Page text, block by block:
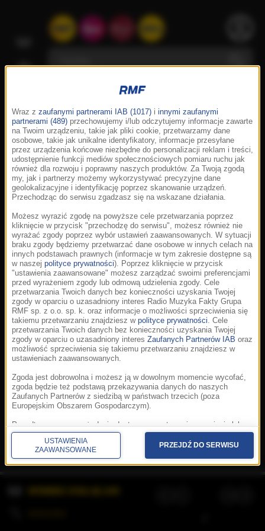
Korzystanie z portalu oznacza akceptację
Prywatność.Aplikacje.© 2026 Radio Muzyka
Fakty Grupa RMF sp. z o.o. sp. k.
Wraz z zaufanymi partnerami IAB (1017) i innymi zaufanymi
partnerami (489) przechowujemy i/lub odczytujemy informacje zawarte
na Twoim urządzeniu, takie jak pliki cookie, przetwarzamy dane
osobowe, takie jak unikalne identyfikatory, informacje przesyłane
przez urządzenia końcowe niezbędne do personalizacji reklam i treści,
udostępnienie funkcji mediów społecznościowych pomiaru ruchu jak
również dla rozwoju i poprawny naszych produktów. Za Twoją zgodą
my, jak i partnerzy możemy wykorzystywać precyzyjne dane
geolokalizacyjne i identyfikację poprzez skanowanie urządzeń.
Przechodząc do serwisu zgadzasz się na wskazane działania.
Możesz wyrazić zgodę na powyższe cele przetwarzania poprzez
kliknięcie w przycisk "przechodzę do serwisu", możesz również nie
wyrażać zgody poprzez wybór ustawień zaawansowanych. W sytuacji
braku zgody będziemy przetwarzać dane osobowe w innych celach na
innych podstawach prawnych (informacje w tym zakresie dostępne są
w naszej polityce prywatności). Poprzez kliknięcie w przycisk
"ustawienia zaawansowane" możesz zarządzać swoimi preferencjami
przed wyrażeniem zgody lub odmową udzielenia zgody. Cele
przetwarzania Twoich danych bez konieczności uzyskania Twojej
zgody w oparciu o uzasadniony interes Radio Muzyka Fakty Grupa
RMF sp. z o.o. sp. k. oraz informacje o możliwości sprzeciwienia się
takiemu przetwarzaniu znajdziesz w polityce prywatności. Cele
przetwarzania Twoich danych bez konieczności uzyskania Twojej
zgody w oparciu o uzasadniony interes Zaufanych Partnerów IAB oraz
możliwość sprzeciwienia się takiemu przetwarzaniu znajdziesz w
ustawieniach zaawansowanych.
Zgoda jest dobrowolna i możesz ją w dowolnym momencie wycofać,
zgoda będzie też podstawą przekazywania danych do naszych
Zaufanych Partnerów z siedzibą w państwach trzecich (poza
Europejskim Obszarem Gospodarczym).
Ponadto masz prawo żądania dostępu, sprostowania, usunięcia lub
ograniczenia przetwarzania danych, a także złożenia skargi do
Prezesa Urzędu Ochrony Danych Osobowych. W polityce prywatności
znajdziesz informacje jak wykonać swoje prawa. Szczegółowe
informacje na temat przetwarzania Twoich danych znajdują się w
USTAWIENIA
ZAAWANSOWANE
PRZEJDŹ DO SERWISU